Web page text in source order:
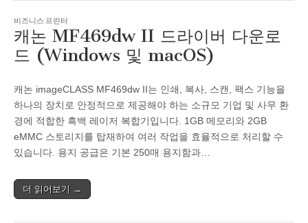
비즈니스 프린터
캐논 MF469dw II 드라이버 다운로
드 (Windows 및 macOS)
캐논 imageCLASS MF469dw II는 인쇄, 복사, 스캔, 팩스 기능을
하나의 장치로 안정적으로 제공해야 하는 소규모 기업 및 사무 환
경에 적합한 흑백 레이저 복합기입니다. 1GB 메모리와 2GB
eMMC 스토리지를 탑재하여 여러 작업을 효율적으로 처리할 수
있습니다. 용지 공급은 기본 250매 용지함과…
더 읽어보기 →